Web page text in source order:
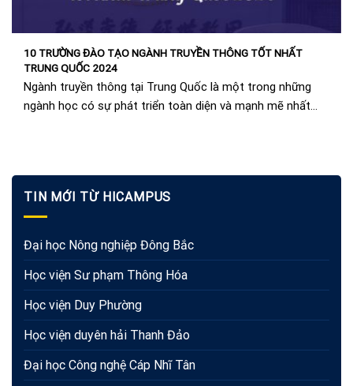
10 TRƯỜNG ĐÀO TẠO NGÀNH TRUYỀN THÔNG TỐT NHẤT
TRUNG QUỐC 2024
Ngành truyền thông tại Trung Quốc là một trong những
ngành học có sự phát triển toàn diện và mạnh mẽ nhất
TIN MỚI TỪ HICAMPUS
Đại học Nông nghiệp Đông Bắc
Học viện Sư phạm Thông Hóa
Học viện Duy Phường
Học viện duyên hải Thanh Đảo
Đại học Công nghệ Cáp Nhĩ Tân